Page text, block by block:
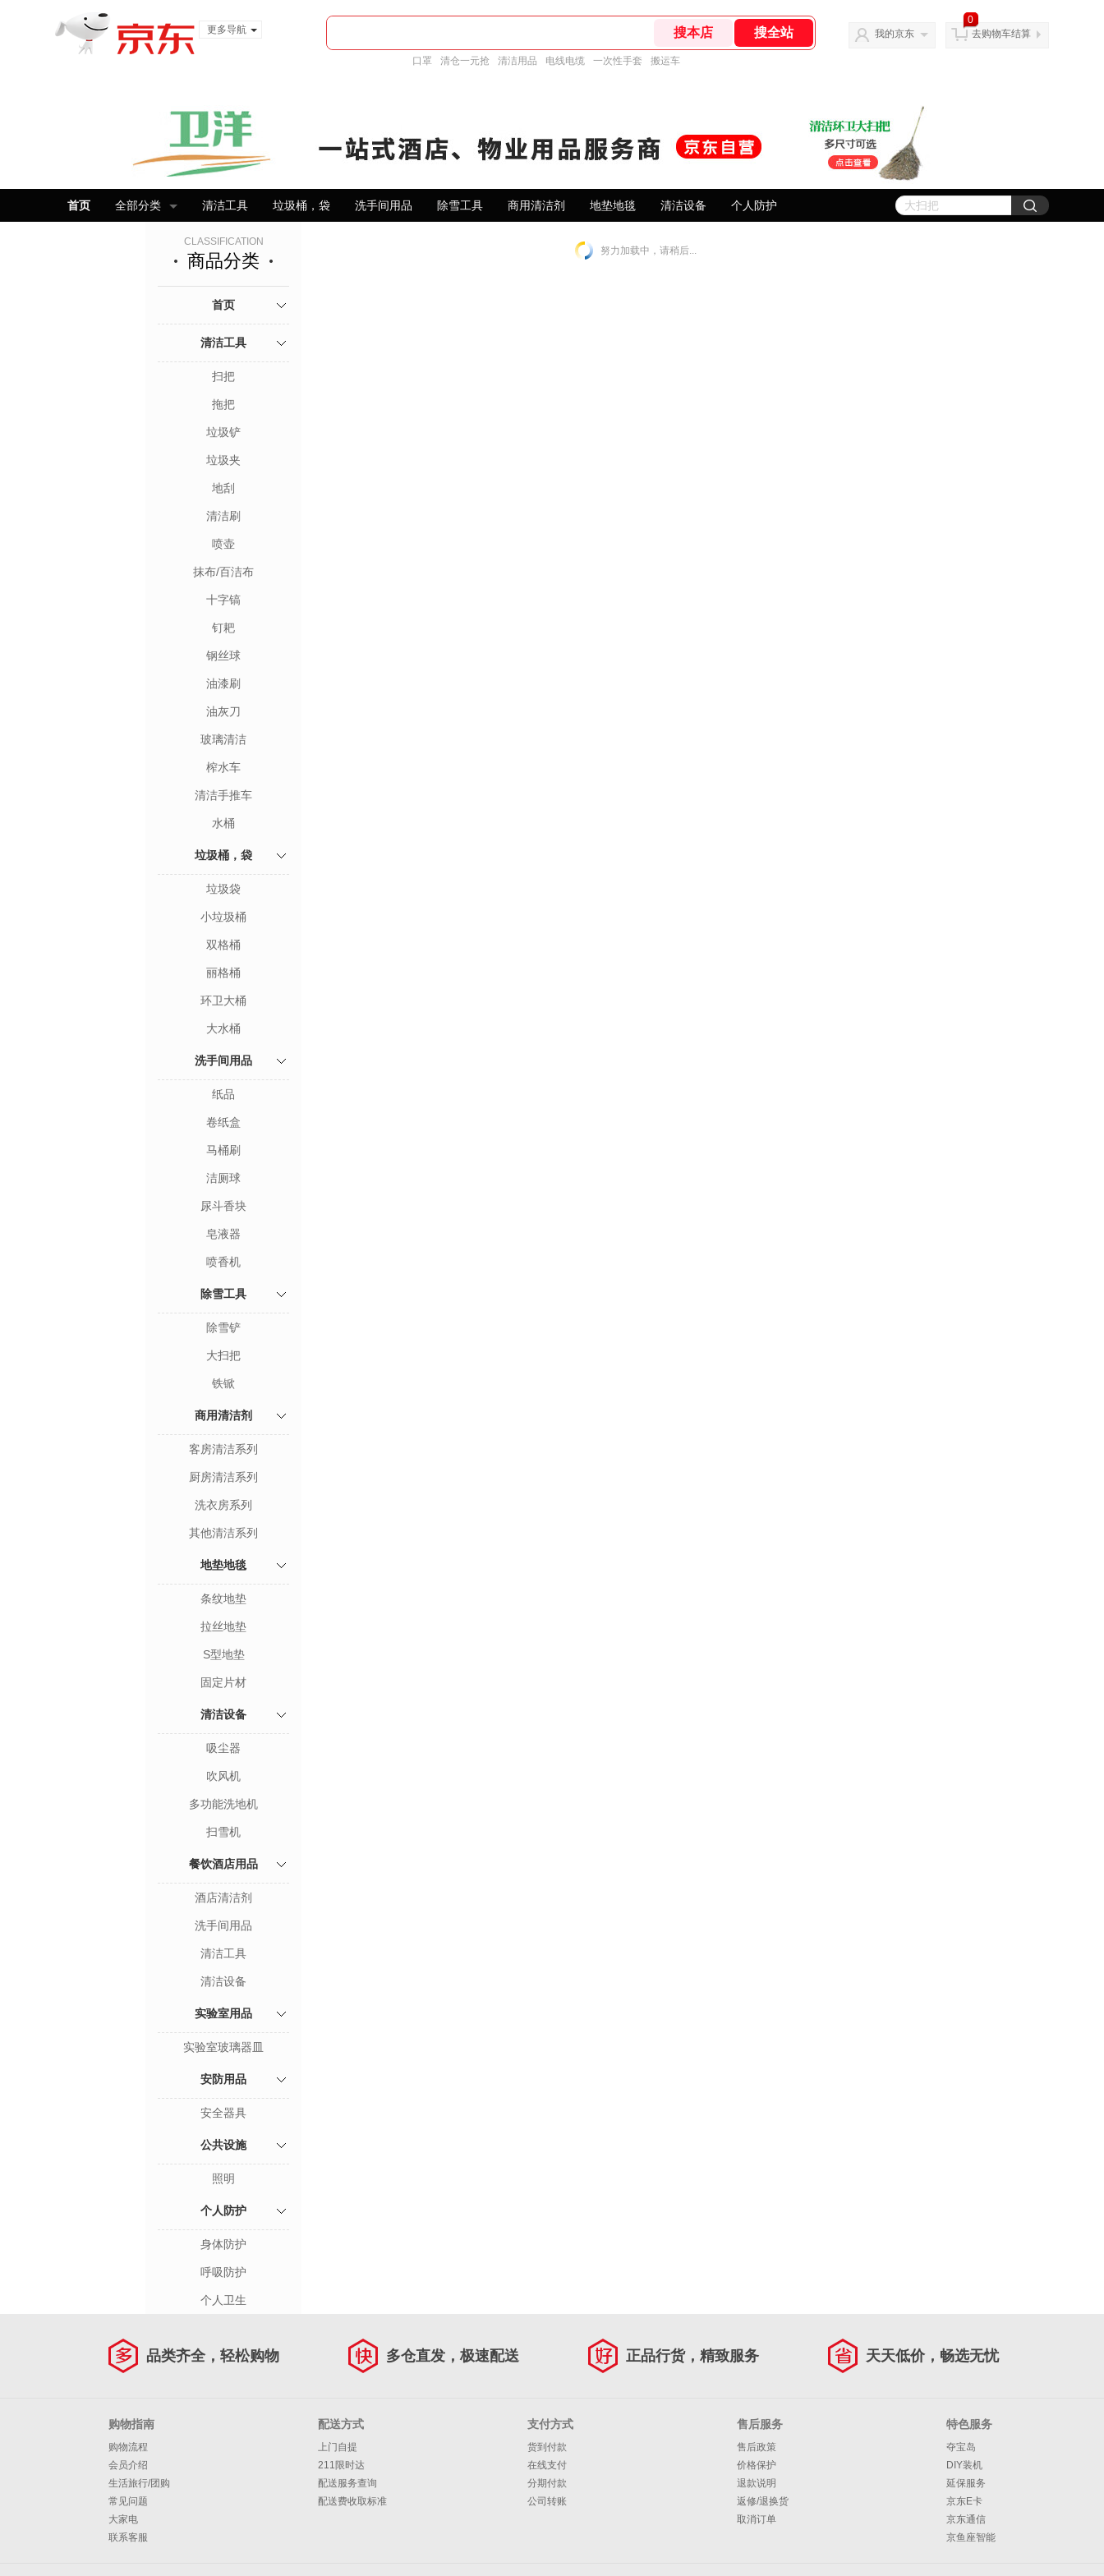
更多导航
口罩 清仓一元抢 清洁用品 电线电缆 一次性手套 搬运车
我的京东
0
去购物车结算
首页 全部分类 清洁工具 垃圾桶，袋 洗手间用品 除雪工具 商用清洁剂 地垫地毯 清洁设备 个人防护
CLASSIFICATION
商品分类
首页
清洁工具
扫把
拖把
垃圾铲
垃圾夹
地刮
清洁刷
喷壶
抹布/百洁布
十字镐
钉耙
钢丝球
油漆刷
油灰刀
玻璃清洁
榨水车
清洁手推车
水桶
垃圾桶，袋
垃圾袋
小垃圾桶
双格桶
丽格桶
环卫大桶
大水桶
洗手间用品
纸品
卷纸盒
马桶刷
洁厕球
尿斗香块
皂液器
喷香机
除雪工具
除雪铲
大扫把
铁锨
商用清洁剂
客房清洁系列
厨房清洁系列
洗衣房系列
其他清洁系列
地垫地毯
条纹地垫
拉丝地垫
S型地垫
固定片材
清洁设备
吸尘器
吹风机
多功能洗地机
扫雪机
餐饮酒店用品
酒店清洁剂
洗手间用品
清洁工具
清洁设备
实验室用品
实验室玻璃器皿
安防用品
安全器具
公共设施
照明
个人防护
身体防护
呼吸防护
个人卫生
努力加载中，请稍后...
品类齐全，轻松购物 多仓直发，极速配送 正品行货，精致服务 天天低价，畅选无忧
购物指南
购物流程
会员介绍
生活旅行/团购
常见问题
大家电
联系客服
配送方式
上门自提
211限时达
配送服务查询
配送费收取标准
支付方式
货到付款
在线支付
分期付款
公司转账
售后服务
售后政策
价格保护
退款说明
返修/退换货
取消订单
特色服务
夺宝岛
DIY装机
延保服务
京东E卡
京东通信
京鱼座智能